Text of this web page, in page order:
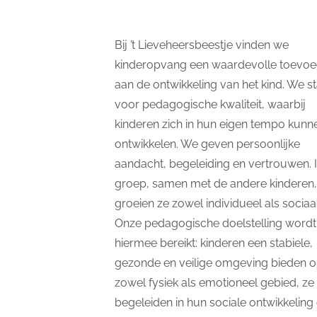
Bij ’t Lieveheersbeestje vinden we
kinderopvang een waardevolle
aan de ontwikkeling van het kind. We
voor pedagogische kwaliteit, waarbij
kinderen zich in hun eigen tempo
ontwikkelen. We geven persoonlijke
aandacht, begeleiding en vertrouwen.
groep, samen met de andere kinderen,
groeien ze zowel individueel als
Onze pedagogische doelstelling wordt
hiermee bereikt: kinderen een stabiele,
gezonde en veilige omgeving bieden
zowel fysiek als emotioneel gebied, ze
begeleiden in hun sociale ontwikkeling